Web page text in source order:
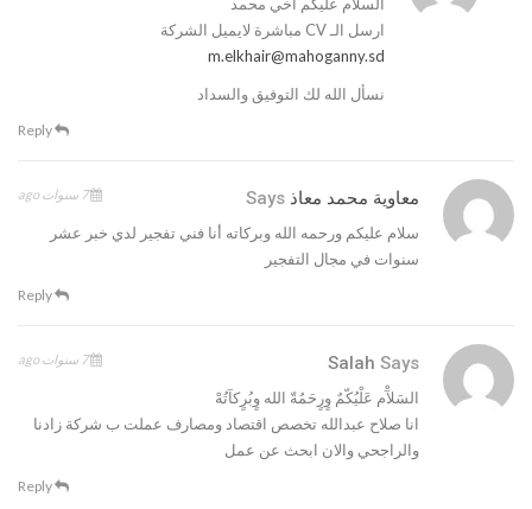
ارسل الـ CV مباشرة لايميل الشركة
m.elkhair@mahoganny.sd
نسأل الله لك التوفيق والسداد
معاوية محمد معاذ Says 7 سنوات ago
سلام عليكم ورحمه الله وبركاته أنا فني تفجير لدي خبر عشر
سنوات في مجال التفجير
Salah Says 7 سنوات ago
السَلآْم عَلْيُكّمٌ وٍرٍحَمُةّ الله وٍبُرٍكآتُهْ
انا صلاح عبدالله تخصص اقتصاد ومصارف عملت ب شركة زادنا
والراجحي والان ابحث عن عمل